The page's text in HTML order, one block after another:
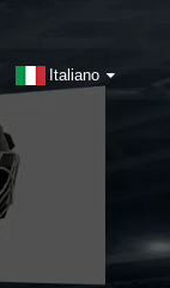
Italiano